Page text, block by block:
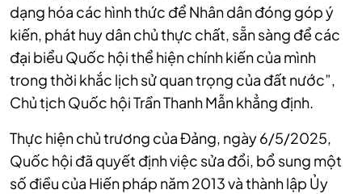
dạng hóa các hình thức để Nhân dân đóng góp ý
kiến, phát huy dân chủ thực chất, sẵn sàng để các
đại biểu Quốc hội thể hiện chính kiến của mình
trong thời khắc lịch sử quan trọng của đất nước”,
Chủ tịch Quốc hội Trần Thanh Mẫn khẳng định.
Thực hiện chủ trương của Đảng, ngày 6/5/2025,
Quốc hội đã quyết định việc sửa đổi, bổ sung một
số điều của Hiến pháp năm 2013 và thành lập Ủy